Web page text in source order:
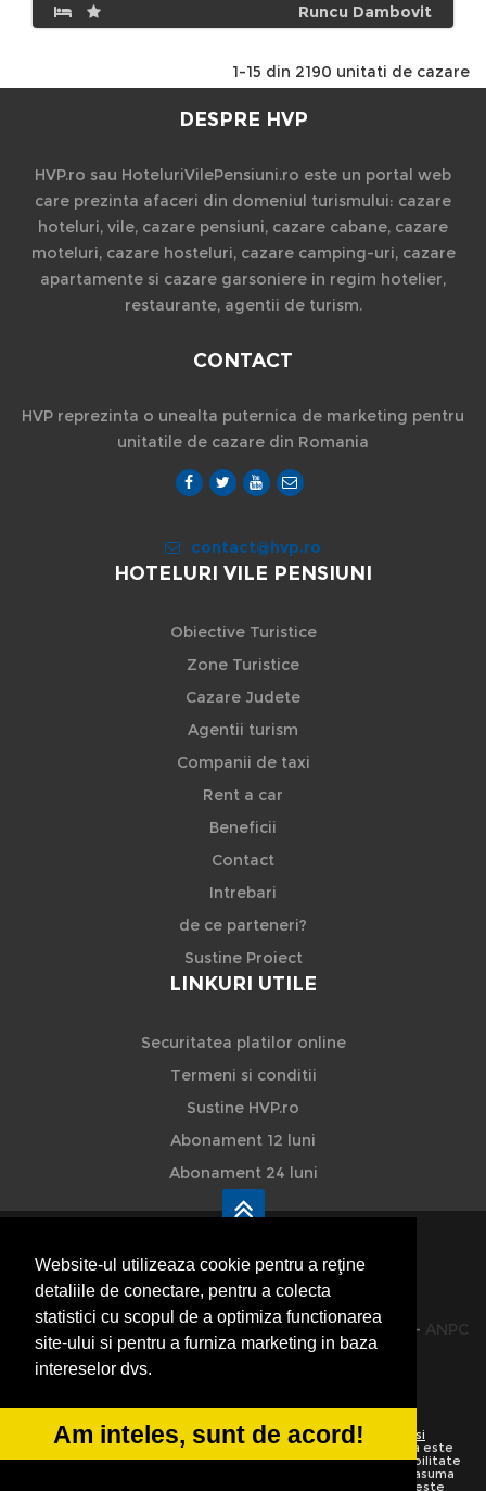
Website-ul utilizeaza cookie pentru a reţine
detaliile de conectare, pentru a colecta
statistici cu scopul de a optimiza functionarea
site-ului si pentru a furniza marketing in baza
intereselor dvs.
Am inteles, sunt de acord!
Runcu Dambovit
1-15 din 2190 unitati de cazare
DESPRE HVP
HVP.ro sau HoteluriVilePensiuni.ro este un portal web
care prezinta afaceri din domeniul turismului: cazare
hoteluri, vile, cazare pensiuni, cazare cabane, cazare
moteluri, cazare hosteluri, cazare camping-uri, cazare
apartamente si cazare garsoniere in regim hotelier,
restaurante, agentii de turism.
CONTACT
HVP reprezinta o unealta puternica de marketing pentru
unitatile de cazare din Romania
contact@hvp.ro
HOTELURI VILE PENSIUNI
Obiective Turistice
Zone Turistice
Cazare Judete
Agentii turism
Companii de taxi
Rent a car
Beneficii
Contact
Intrebari
de ce parteneri?
Sustine Proiect
LINKURI UTILE
Securitatea platilor online
Termeni si conditii
Sustine HVP.ro
Abonament 12 luni
Abonament 24 luni
HVP - Hoteluri Vile Pensiuni
© 2014-2026 Powered byVilonMedia&TekaBility - ANPC
SOL
Utilizand acest site inseamna ca sunteti de acord cu Termenii si
conditiile de utilizare Preluarea informatiilor totala sau partiala este
strict interzisa. Ne rezervam dreptul de a apela la institutiile abilitate
nu isi asuma
vina pentru corectitudinea informatiilor. Daca o informatie nu este